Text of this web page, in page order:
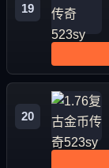
19
20